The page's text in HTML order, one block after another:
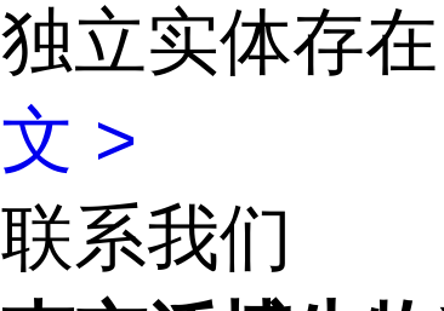
独立实体存在
文 >
联系我们